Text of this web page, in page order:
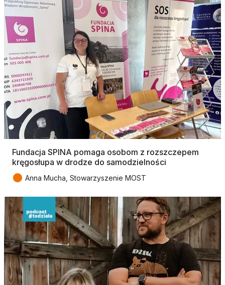
Fundacja SPINA pomaga osobom z rozszczepem
kręgosłupa w drodze do samodzielności
● Anna Mucha, Stowarzyszenie MOST